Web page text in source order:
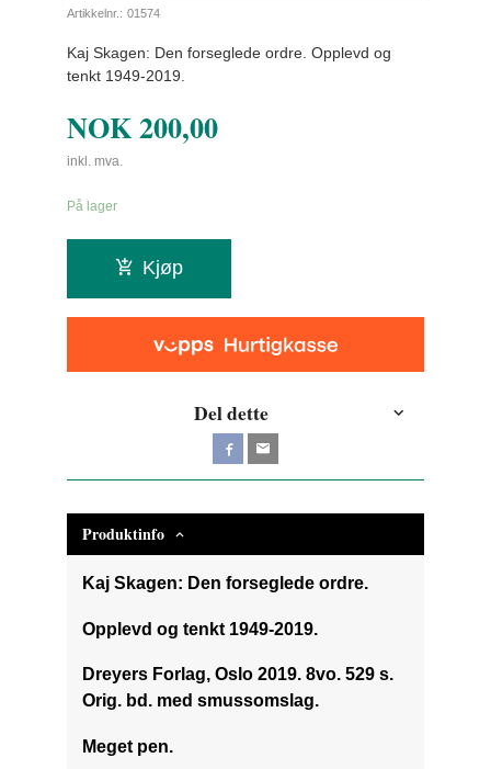
Artikkelnr.: 01574
Kaj Skagen: Den forseglede ordre. Opplevd og
tenkt 1949-2019.
NOK200,00
inkl. mva.
På lager
Kjøp
Del dette
Produktinfo
Kaj Skagen: Den forseglede ordre.
Opplevd og tenkt 1949-2019.
Dreyers Forlag, Oslo 2019. 8vo. 529 s.
Orig. bd. med smussomslag.
Meget pen.